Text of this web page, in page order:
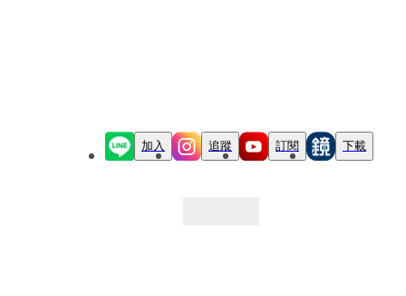
加入 追蹤 訂閱 下載